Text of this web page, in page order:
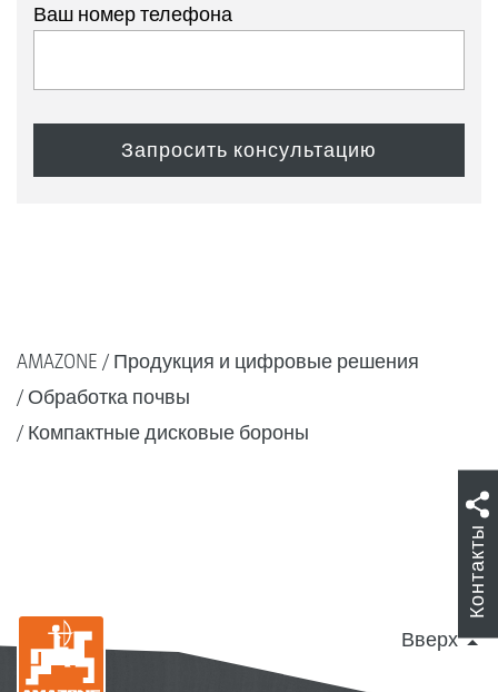
Ваш номер телефона
AMAZONE
Продукция и цифровые решения
Обработка почвы
Компактные дисковые бороны
Вверх
Контакты